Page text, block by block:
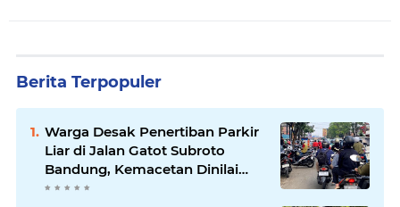
Berita Terpopuler
Warga Desak Penertiban Parkir
Liar di Jalan Gatot Subroto
Bandung, Kemacetan Dinilai
Makin Mengkhawatirkan